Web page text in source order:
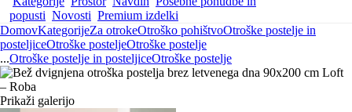
popusti Novosti Premium izdelki
DomovKategorijeZa otrokeOtroško pohištvoOtroške postelje in
posteljiceOtroške posteljeOtroške postelje
...Otroške postelje in posteljiceOtroške postelje
Prikaži galerijo